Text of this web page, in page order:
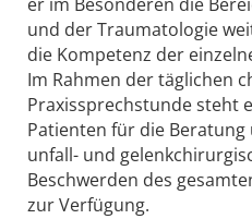
und der Traumatologie
die Kompetenz der
Im Rahmen der täglichen
Praxissprechstunde steht
Patienten für die
unfall- und
Beschwerden des
zur Verfügung.